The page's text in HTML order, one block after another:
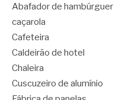
Abafador de hambúrguer
caçarola
Cafeteira
Caldeirão de hotel
Chaleira
Cuscuzeiro de alumínio